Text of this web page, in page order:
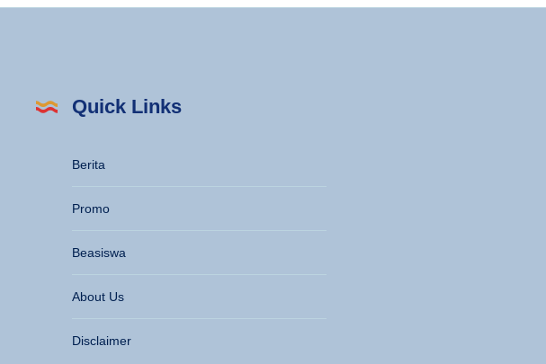
Quick Links
Berita
Promo
Beasiswa
About Us
Disclaimer